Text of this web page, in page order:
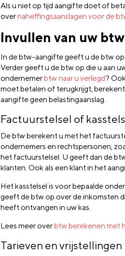
Als u niet op tijd aangifte doet of
overnaheffingsaanslagen voor de
Invullen van uw
In de btw-aangifte geeft u de btw
Verder geeft u de btw op die u aan
ondernemerbtw naar u verlegd?
moet betalen of terugkrijgt,
aangifte geen belastingaanslag.
Factuurstelsel of
De btw berekent u met het
ondernemers en rechtspersonen,
het factuurstelsel. U geeft dan de
klanten. Ook als een klant in het
Het kasstelsel is voor bepaalde
geeft de btw op over de inkomsten
heeft ontvangen in uw kas.
Lees meer overbtw berekenen met
Tarieven en vrijstellingen